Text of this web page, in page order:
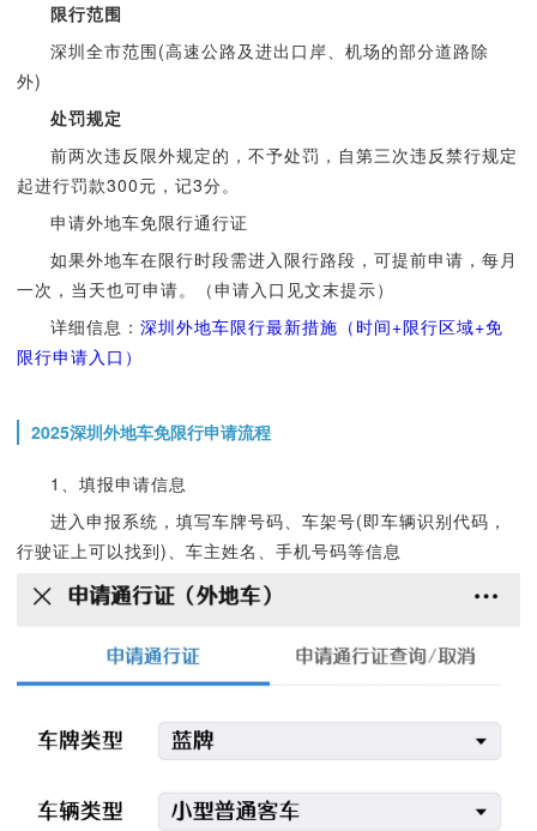
限行范围
深圳全市范围(高速公路及进出口岸、机场的部分道路除
外)
处罚规定
前两次违反限外规定的，不予处罚，自第三次违反禁行规定
起进行罚款300元，记3分。
申请外地车免限行通行证
如果外地车在限行时段需进入限行路段，可提前申请，每月
一次，当天也可申请。（申请入口见文末提示）
详细信息： 深圳外地车限行最新措施（时间+限行区域+免
限行申请入口）
2025深圳外地车免限行申请流程
1、填报申请信息
进入申报系统，填写车牌号码、车架号(即车辆识别代码，
行驶证上可以找到)、车主姓名、手机号码等信息